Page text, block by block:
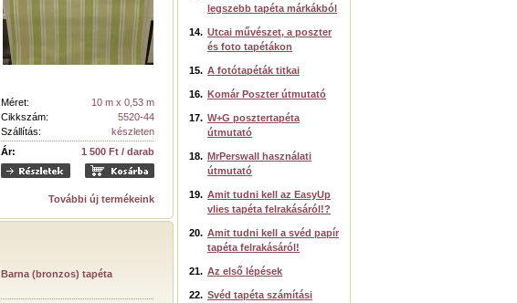
legszebb tapéta márkákból
14. Utcai művészet, a poszter
és foto tapétákon
15. A fotótapéták titkai
16. Komár Poszter útmutató
17. W+G posztertapéta
útmutató
18. MrPerswall használati
útmutató
19. Amit tudni kell az EasyUp
vlies tapéta felrakásáról!?
20. Amit tudni kell a svéd papír
tapéta felrakásáról!
21. Az első lépések
22. Svéd tapéta számítási
Méret:
10 m x 0,53 m
Cikkszám:
5520-44
Szállítás:
készleten
Ár:
1 500 Ft / darab
További új termékeink
Barna (bronzos) tapéta